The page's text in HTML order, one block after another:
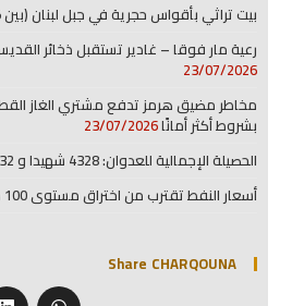
بيت تراثي بأقواس حجرية في جبل لبنان (بين 1915 و1950)
رعية مار فوقا – غادير تستقبل ذخائر
23/07/2026
مخاطر مضيق هرمز تدفع مشتري الغاز
بشروط أكثر أمانًا23/07/2026
الحصيلة الإجمالية للعدوان: 4328 شهيدا و 12232 جريحا
أسعار النفط تقترب من اختراق مستوى 100 دولار للبرميل
Share CHARQOUNA